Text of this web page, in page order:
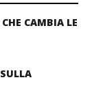
CHE CAMBIA LE